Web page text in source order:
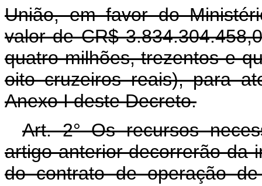
União, em favor do
valor de CR$
quatro milhões, trezentos e
oito cruzeiros reais), para
Anexo I deste Decreto.
Art. 2° Os recursos
artigo anterior decorrerão da
do contrato de operação